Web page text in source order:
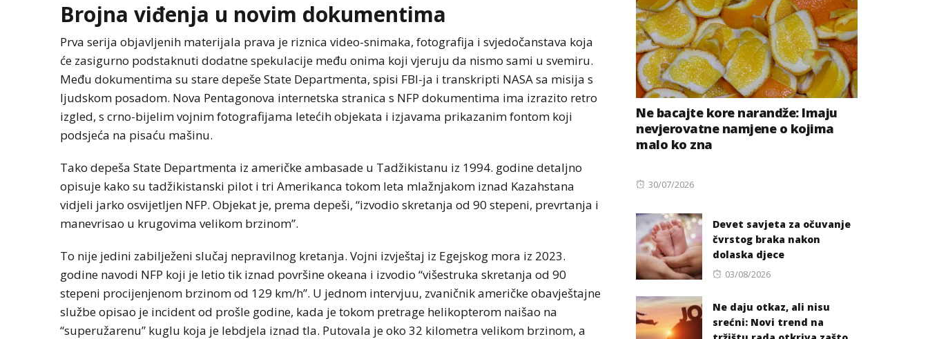
Brojna viđenja u novim dokumentima
Prva serija objavljenih materijala prava je riznica video-snimaka, fotografija i svjedočanstava koja
će zasigurno podstaknuti dodatne spekulacije među onima koji vjeruju da nismo sami u svemiru.
Među dokumentima su stare depeše State Departmenta, spisi FBI-ja i transkripti NASA sa misija s
ljudskom posadom. Nova Pentagonova internetska stranica s NFP dokumentima ima izrazito retro
izgled, s crno-bijelim vojnim fotografijama letećih objekata i izjavama prikazanim fontom koji
podsjeća na pisaću mašinu.
Tako depeša State Departmenta iz američke ambasade u Tadžikistanu iz 1994. godine detaljno
opisuje kako su tadžikistanski pilot i tri Amerikanca tokom leta mlažnjakom iznad Kazahstana
vidjeli jarko osvijetljen NFP. Objekat je, prema depeši, “izvodio skretanja od 90 stepeni, prevrtanja i
manevrisao u krugovima velikom brzinom”.
To nije jedini zabilježeni slučaj nepravilnog kretanja. Vojni izvještaj iz Egejskog mora iz 2023.
godine navodi NFP koji je letio tik iznad površine okeana i izvodio “višestruka skretanja od 90
stepeni procijenjenom brzinom od 129 km/h”. U jednom intervjuu, zvaničnik američke obavještajne
službe opisao je incident od prošle godine, kada je tokom pretrage helikopterom naišao na
“superužarenu” kuglu koja je lebdjela iznad tla. Putovala je oko 32 kilometra velikom brzinom, a
Ne bacajte kore narandže: Imaju
nevjerovatne namjene o kojima
malo ko zna
Posted
30/07/2026
Devet savjeta za očuvanje
čvrstog braka nakon
dolaska djece
Posted
03/08/2026
Ne daju otkaz, ali nisu
srećni: Novi trend na